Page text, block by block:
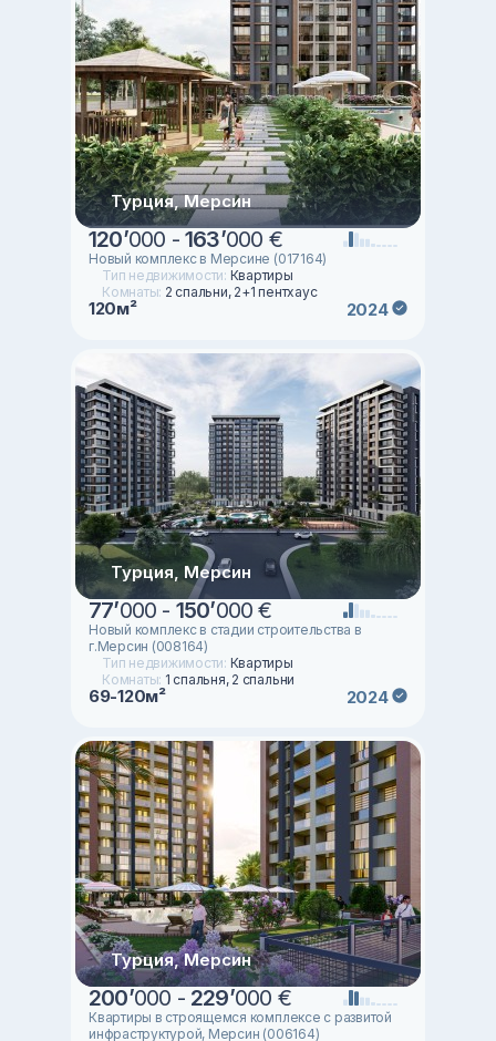
Турция, Мерсин
120’000 -163’000 €
Новый комплекс в Мерсине (017164)
Тип недвижимости: Квартиры
Комнаты: 2 спальни, 2+1 пентхаус
120м² 2024
Турция, Мерсин
77’000 - 150’000 €
Новый комплекс в стадии строительства в
г.Мерсин (008164)
Тип недвижимости: Квартиры
Комнаты: 1 спальня, 2 спальни
69-120м² 2024
Турция, Мерсин
200’000 - 229’000 €
Квартиры в строящемся комплексе с развитой
инфраструктурой, Мерсин (006164)